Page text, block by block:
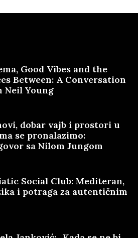
Good Vibes and the
Between: A Conversation
Neil Young
dobar vajb i prostori u
se pronalazimo:
sa Nilom Jungom
Social Club: Mediteran,
i potraga za autentičnim